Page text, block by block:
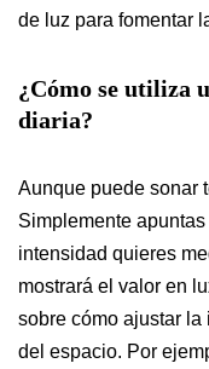
de luz para fomentar
¿Cómo se utiliza
diaria?
Aunque puede sonar
Simplemente
intensidad quieres
mostrará el valor en
sobre cómo ajustar
del espacio. Por